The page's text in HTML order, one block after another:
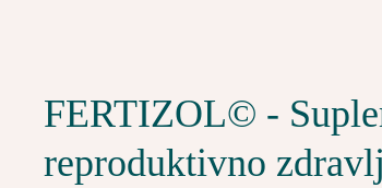
FERTIZOL© -
reproduktivno